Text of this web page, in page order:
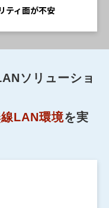
ティ面が不安
ソリューショ
LAN環境を実